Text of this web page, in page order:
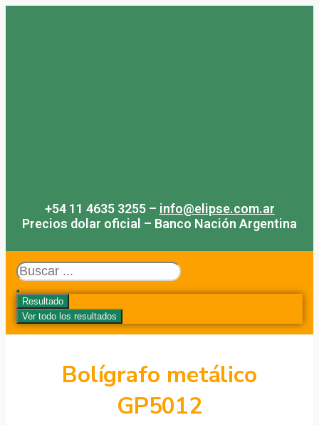
+54 11 4635 3255 – info@elipse.com.ar
Precios dolar oficial – Banco Nación Argentina
Search
...
Resultado
Ver todo los resultados
Bolígrafo metálico
GP5012